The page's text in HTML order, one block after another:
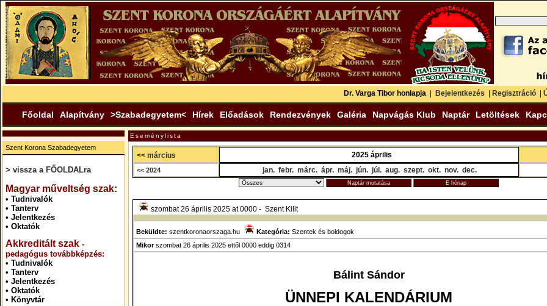
Dr. Varga Tibor honlapja Bejelentkezés Regisztráció
Főoldal Alapítvány >Szabadegyetem< Hírek Előadások Rendezvények Galéria Napvágás Klub Naptár Letöltések
Szent Korona Szabadegyetem
> vissza a FŐOLDALra
Magyar műveltség szak:
• Tudnivalók
• Tanterv
• Jelentkezés
• Oktatók
Akkreditált szak -
pedagógus továbbképzés:
• Tudnivalók
• Tanterv
• Jelentkezés
• Oktatók
• Könyvtár
Eseménylista
<< március 2025 április
<< 2024 jan. febr. márc. ápr. máj. jún. júl. aug. szept. okt. nov. dec.
szombat 26 április 2025 at 0000 - Szent Kilit
Beküldte: szentkoronaorszaga.hu Kategória: Szentek és boldogok
Mikorszombat 26 április 2025 ettől 0000 eddig 0314
Bálint Sándor
ÜNNEPI KALENDÁRIUM